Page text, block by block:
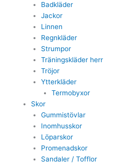
Badkläder
Jackor
Linnen
Regnkläder
Strumpor
Träningskläder herr
Tröjor
Ytterkläder
Termobyxor
Skor
Gummistövlar
Inomhusskor
Löparskor
Promenadskor
Sandaler / Tofflor